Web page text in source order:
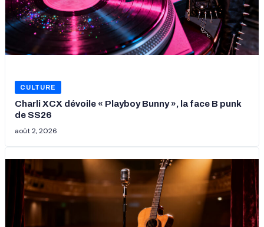
CULTURE
Charli XCX dévoile « Playboy Bunny », la face B punk
de SS26
août 2, 2026